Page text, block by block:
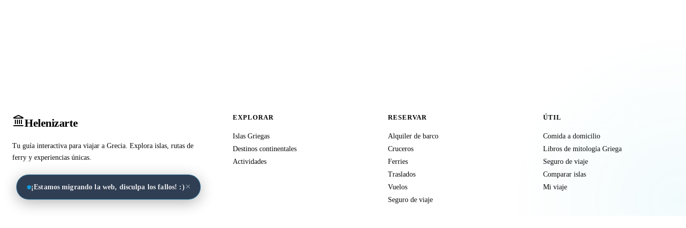
¡Estamos migrando la web, disculpa los fallos! :) ×
Helenizarte
Tu guía interactiva para viajar a Grecia. Explora islas, rutas de
ferry y experiencias únicas.
EXPLORAR
Islas Griegas
Destinos continentales
Actividades
RESERVAR
Alquiler de barco
Cruceros
Ferries
Traslados
Vuelos
Seguro de viaje
ÚTIL
Comida a domicilio
Libros de mitología Griega
Seguro de viaje
Comparar islas
Mi viaje